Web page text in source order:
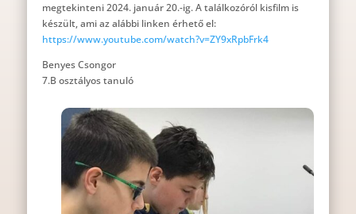
megtekinteni 2024. január 20.-ig. A találkozóról kisfilm is
készült, ami az alábbi linken érhető el:
https://www.youtube.com/watch?v=ZY9xRpbFrk4
Benyes Csongor
7.B osztályos tanuló